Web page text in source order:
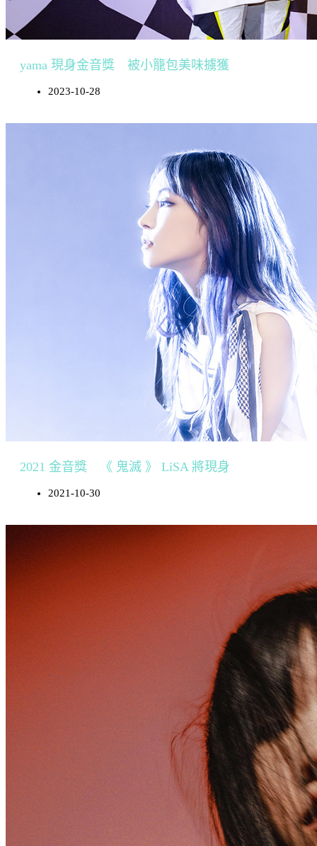
yama 現身金音獎 被小籠包美味擄獲
2023-10-28
2021 金音獎 《 鬼滅 》 LiSA 將現身
2021-10-30